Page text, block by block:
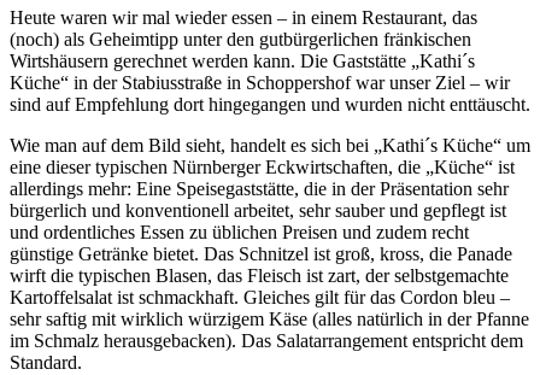
Heute waren wir mal wieder essen – in einem Restaurant, das
(noch) als Geheimtipp unter den gutbürgerlichen fränkischen
Wirtshäusern gerechnet werden kann. Die Gaststätte „Kathi´s
Küche“ in der Stabiusstraße in Schoppershof war unser Ziel – wir
sind auf Empfehlung dort hingegangen und wurden nicht enttäuscht.
Wie man auf dem Bild sieht, handelt es sich bei „Kathi´s Küche“ um
eine dieser typischen Nürnberger Eckwirtschaften, die „Küche“ ist
allerdings mehr: Eine Speisegaststätte, die in der Präsentation sehr
bürgerlich und konventionell arbeitet, sehr sauber und gepflegt ist
und ordentliches Essen zu üblichen Preisen und zudem recht
günstige Getränke bietet. Das Schnitzel ist groß, kross, die Panade
wirft die typischen Blasen, das Fleisch ist zart, der selbstgemachte
Kartoffelsalat ist schmackhaft. Gleiches gilt für das Cordon bleu –
sehr saftig mit wirklich würzigem Käse (alles natürlich in der Pfanne
im Schmalz herausgebacken). Das Salatarrangement entspricht dem
Standard.